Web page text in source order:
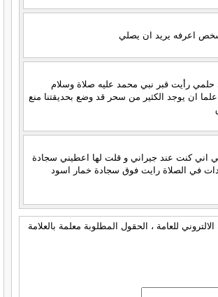
اعرفه يريد ان يصلي
رأيت قبر نبي محمد عليه صلاة وسلام
علما ان يوجد الكثير من سحر قد وضع بحديقتنا منع
اني كنت عند جيراني و قلت لها اعطيني سجادة
في الصلاة رايت فوق سجادة خمار اسود
للعامة ، الحقول المطلوبة معلمة بالعلامة